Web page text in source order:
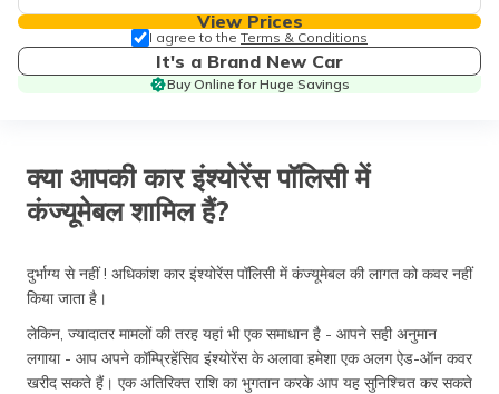
View Prices
I agree to the Terms & Conditions
It's a Brand New Car
Buy Online for Huge Savings
क्या आपकी कार इंश्योरेंस पॉलिसी में
कंज्यूमेबल शामिल हैं?
दुर्भाग्य से नहीं ! अधिकांश कार इंश्योरेंस पॉलिसी में कंज्यूमेबल की लागत को कवर नहीं
किया जाता है।
लेकिन, ज्यादातर मामलों की तरह यहां भी एक समाधान है - आपने सही अनुमान
लगाया - आप अपने कॉम्प्रिहेंसिव इंश्योरेंस के अलावा हमेशा एक अलग ऐड-ऑन कवर
खरीद सकते हैं। एक अतिरिक्त राशि का भुगतान करके आप यह सुनिश्चित कर सकते